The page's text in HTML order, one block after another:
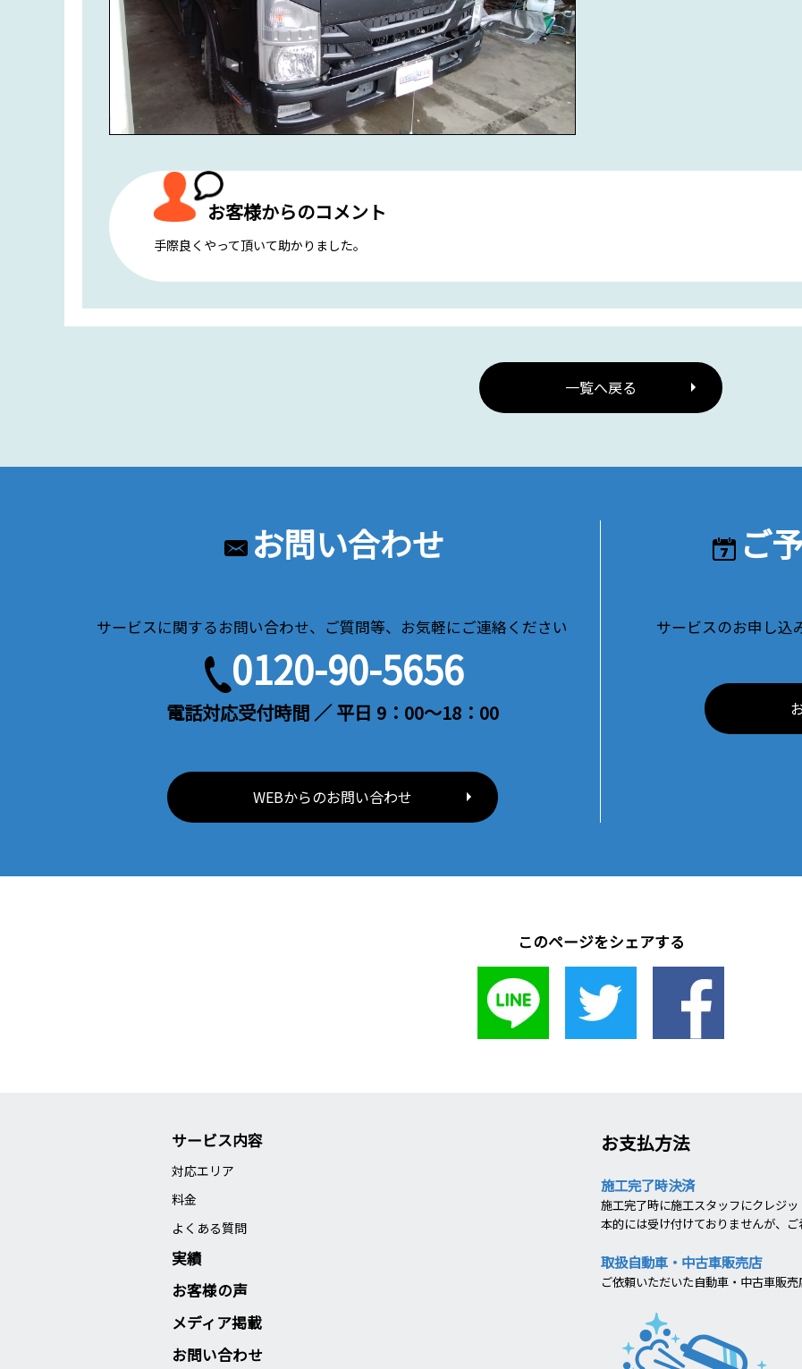
お客様からのコメント
手際良くやって頂いて助かりました。
一覧へ戻る
お問い合わせ
サービスに関するお問い合わせ、ご質問等、お気軽にご連絡ください
0120-90-5656
電話対応受付時間 ／ 平日 9：00～18：00
WEBからのお問い合わせ
ご
サービスのお申し込
このページをシェアする
サービス内容
対応エリア
料金
よくある質問
実績
お客様の声
メディア掲載
お問い合わせ
お支払方法
施工完了時決済
施工完了時に施工スタッフにクレジ
本的には受け付けておりませんが、
取扱自動車・中古車販売店
ご依頼いただいた自動車・中古車販